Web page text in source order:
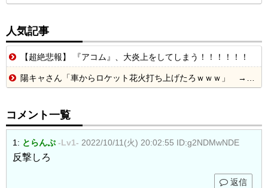
人気記事
【超絶悲報】 『アコム』、大炎上をしてしまう！！！！！！
陽キャさん「車からロケット花火打ち上げたろｗｗｗ」 → サンルーフが閉まっていて無事車内に発射
コメント一覧
1: とらんぷ -Lv1- 2022/10/11(火) 20:02:55 ID:g2NDMwNDE
反撃しろ
返信